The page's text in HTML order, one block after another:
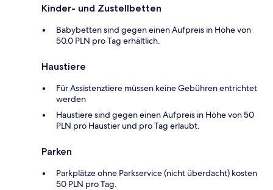
Kinder- und Zustellbetten
Babybetten sind gegen einen Aufpreis in Höhe von
50.0 PLN pro Tag erhältlich.
Haustiere
Für Assistenztiere müssen keine Gebühren entrichtet
werden
Haustiere sind gegen einen Aufpreis in Höhe von 50
PLN pro Haustier und pro Tag erlaubt.
Parken
Parkplätze ohne Parkservice (nicht überdacht) kosten
50 PLN pro Tag.